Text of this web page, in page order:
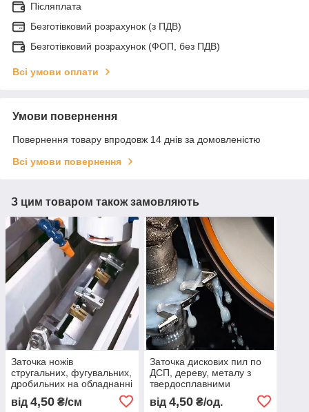
Післяплата
Безготівковий розрахунок (з ПДВ)
Безготівковий розрахунок (ФОП, без ПДВ)
Всі умови оплати
Умови повернення
Повернення товару впродовж 14 днів за домовленістю
Всі умови повернення
З цим товаром також замовляють
Заточка ножів
стругальних, фугувальних,
дробильних на обладнанні
від 4,50 ₴/см
Заточка дискових пил по
ДСП, дереву, металу з
твердосплавними
напайками на обладнанні
з ЧПК
від 4,50₴/од.